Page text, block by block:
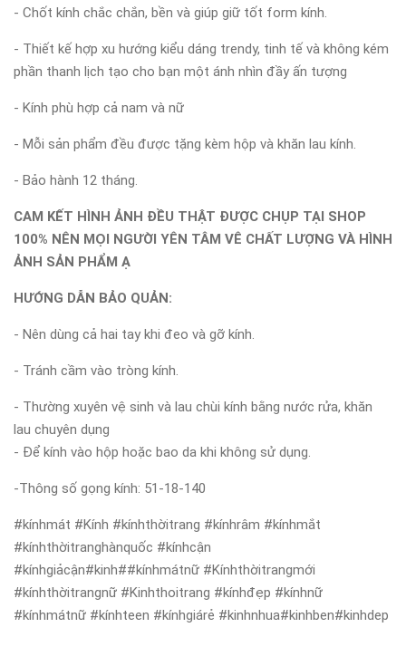
- Chốt kính chắc chắn, bền và giúp giữ tốt form kính.
- Thiết kế hợp xu hướng kiểu dáng trendy, tinh tế và không kém
phần thanh lịch tạo cho bạn một ánh nhìn đầy ấn tượng
- Kính phù hợp cả nam và nữ
- Mỗi sản phẩm đều được tặng kèm hộp và khăn lau kính.
- Bảo hành 12 tháng.
CAM KẾT HÌNH ẢNH ĐỀU THẬT ĐƯỢC CHỤP TẠI SHOP
100% NÊN MỌI NGƯỜI YÊN TÂM VÊ CHẤT LƯỢNG VÀ HÌNH
ẢNH SẢN PHẨM Ạ
HƯỚNG DẪN BẢO QUẢN:
- Nên dùng cả hai tay khi đeo và gỡ kính.
- Tránh cầm vào tròng kính.
- Thường xuyên vệ sinh và lau chùi kính bằng nước rửa, khăn
lau chuyên dụng
- Để kính vào hộp hoặc bao da khi không sử dụng.
-Thông số gọng kính: 51-18-140
#kínhmát #Kính #kínhthờitrang #kínhrâm #kínhmắt
#kínhthờitranghànquốc #kínhcận
#kínhgiảcận#kinh##kínhmátnữ #Kínhthờitrangmới
#kínhthờitrangnữ #Kinhthoitrang #kínhđẹp #kínhnữ
#kínhmátnữ #kínhteen #kínhgiárẻ #kinhnhua#kinhben#kinhdep